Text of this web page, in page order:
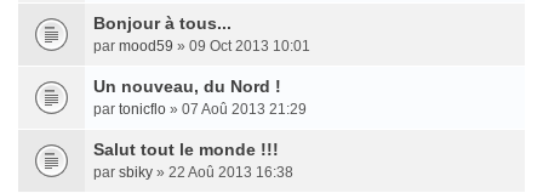
Bonjour à tous...
par mood59 » 09 Oct 2013 10:01
Un nouveau, du Nord !
par tonicflo » 07 Aoû 2013 21:29
Salut tout le monde !!!
par sbiky » 22 Aoû 2013 16:38